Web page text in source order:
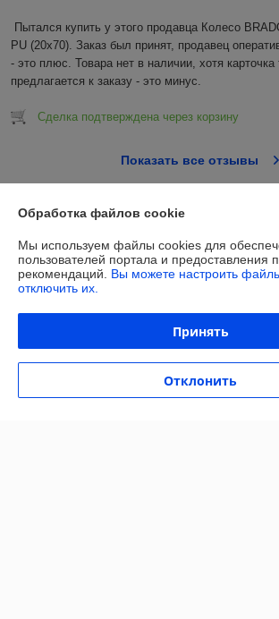
Пытался купить у этого продавца Колесо
PU (20x70). Заказ был принят, продавец
- это плюс. Товара нет в наличии, хотя
предлагается к заказу - это минус.
Сделка подтверждена через корзину
Показать все отзывы
О нас
Контакты
Полная версия сайта
Политика обработки cookies
Обработка файлов cookie
Мы используем файлы cookies для
пользователей портала и предоставления
рекомендаций. Вы можете настроить
отключить их.
Принять
Отклонить